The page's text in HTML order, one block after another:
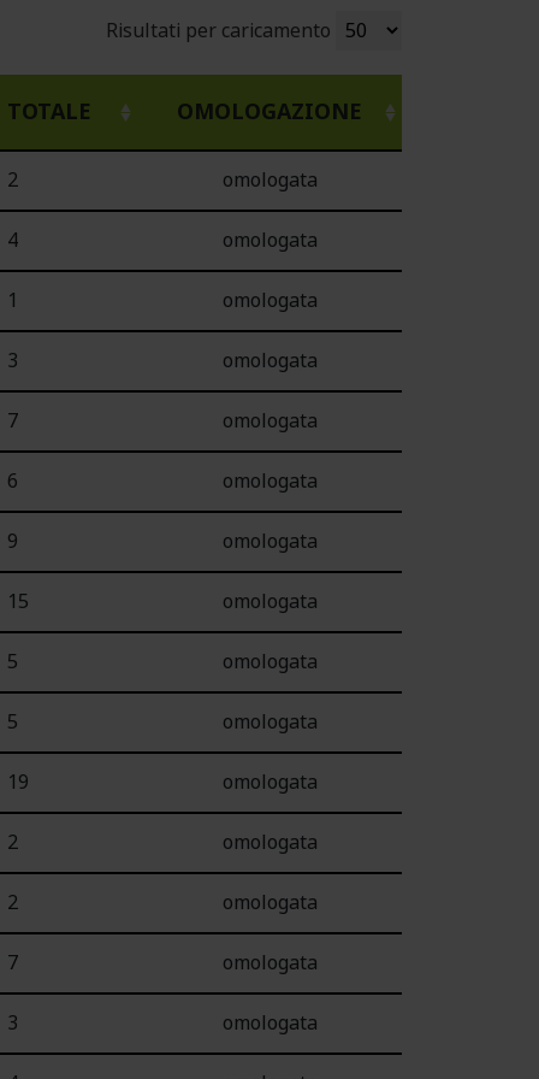
Risultati per caricamento
TOTALE OMOLOGAZIONE
2 omologata
4 omologata
1 omologata
3 omologata
7 omologata
6 omologata
9 omologata
15 omologata
5 omologata
5 omologata
19 omologata
2 omologata
2 omologata
7 omologata
3 omologata